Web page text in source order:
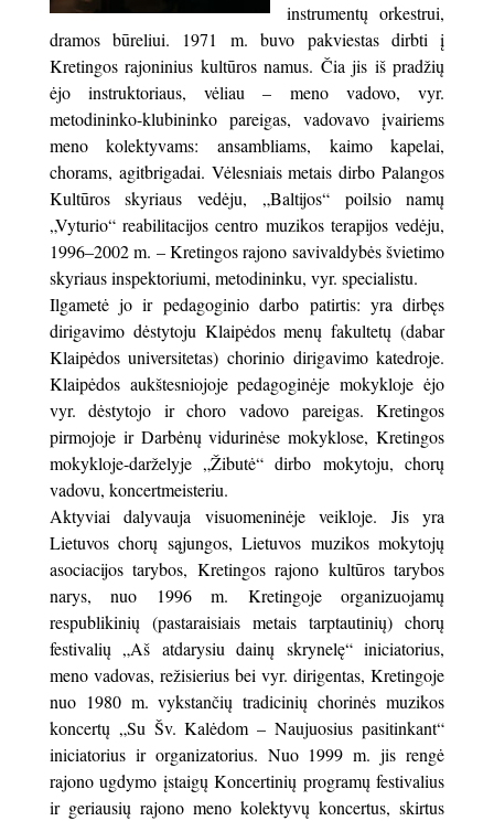
instrumentų orkestrui,
dramos būreliui. 1971 m. buvo pakviestas dirbti į
Kretingos rajoninius kultūros namus. Čia jis iš pradžių
ėjo instruktoriaus, vėliau – meno vadovo, vyr.
metodininko-klubininko pareigas, vadovavo įvairiems
meno kolektyvams: ansambliams, kaimo kapelai,
chorams, agitbrigadai. Vėlesniais metais dirbo Palangos
Kultūros skyriaus vedėju, „Baltijos“ poilsio namų
„Vyturio“ reabilitacijos centro muzikos terapijos vedėju,
1996–2002 m. – Kretingos rajono savivaldybės švietimo
skyriaus inspektoriumi, metodininku, vyr. specialistu.
Ilgametė jo ir pedagoginio darbo patirtis: yra dirbęs
dirigavimo dėstytoju Klaipėdos menų fakultetų (dabar
Klaipėdos universitetas) chorinio dirigavimo katedroje.
Klaipėdos aukštesniojoje pedagoginėje mokykloje ėjo
vyr. dėstytojo ir choro vadovo pareigas. Kretingos
pirmojoje ir Darbėnų vidurinėse mokyklose, Kretingos
mokykloje-darželyje „Žibutė“ dirbo mokytoju, chorų
vadovu, koncertmeisteriu.
Aktyviai dalyvauja visuomeninėje veikloje. Jis yra
Lietuvos chorų sąjungos, Lietuvos muzikos mokytojų
asociacijos tarybos, Kretingos rajono kultūros tarybos
narys, nuo 1996 m. Kretingoje organizuojamų
respublikinių (pastaraisiais metais tarptautinių) chorų
festivalių „Aš atdarysiu dainų skrynelę“ iniciatorius,
meno vadovas, režisierius bei vyr. dirigentas, Kretingoje
nuo 1980 m. vykstančių tradicinių chorinės muzikos
koncertų „Su Šv. Kalėdom – Naujuosius pasitinkant“
iniciatorius ir organizatorius. Nuo 1999 m. jis rengė
rajono ugdymo įstaigų Koncertinių programų festivalius
ir geriausių rajono meno kolektyvų koncertus, skirtus